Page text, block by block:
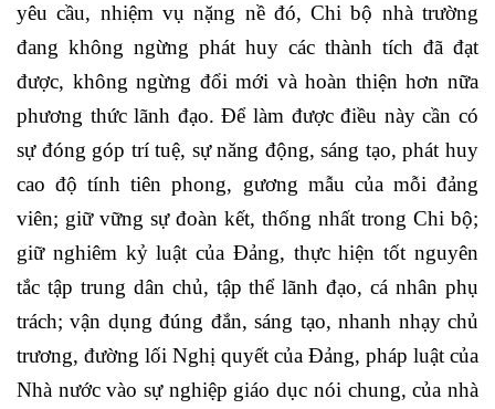
yêu cầu, nhiệm vụ nặng nề đó, Chi bộ nhà trường
đang không ngừng phát huy các thành tích đã đạt
được, không ngừng đổi mới và hoàn thiện hơn nữa
phương thức lãnh đạo. Để làm được điều này cần có
sự đóng góp trí tuệ, sự năng động, sáng tạo, phát huy
cao độ tính tiên phong, gương mẫu của mỗi đảng
viên; giữ vững sự đoàn kết, thống nhất trong Chi bộ;
giữ nghiêm kỷ luật của Đảng, thực hiện tốt nguyên
tắc tập trung dân chủ, tập thể lãnh đạo, cá nhân phụ
trách; vận dụng đúng đắn, sáng tạo, nhanh nhạy chủ
trương, đường lối Nghị quyết của Đảng, pháp luật của
Nhà nước vào sự nghiệp giáo dục nói chung, của nhà